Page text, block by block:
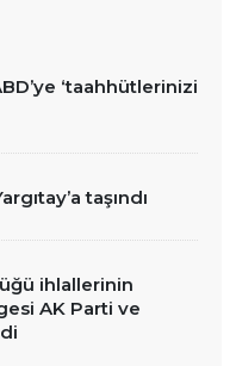
‘taahhütlerinizi
taşındı
ihlallerinin
AK Parti ve